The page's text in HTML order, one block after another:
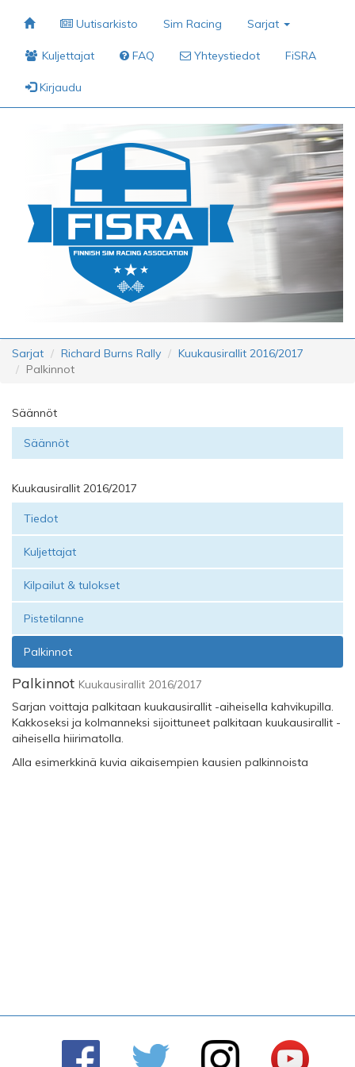
Uutisarkisto Sim Racing Sarjat
Kuljettajat FAQ Yhteystiedot FiSRA
Kirjaudu
Sarjat Richard Burns Rally
Kuukausirallit 2016/2017
Palkinnot
Säännöt
Säännöt
Kuukausirallit 2016/2017
Tiedot
Kuljettajat
Kilpailut & tulokset
Pistetilanne
Palkinnot
Palkinnot Kuukausirallit 2016/2017
Sarjan voittaja palkitaan kuukausirallit -aiheisella kahvikupilla.
Kakkoseksi ja kolmanneksi sijoittuneet palkitaan kuukausirallit -
aiheisella hiirimatolla.
Alla esimerkkinä kuvia aikaisempien kausien palkinnoista